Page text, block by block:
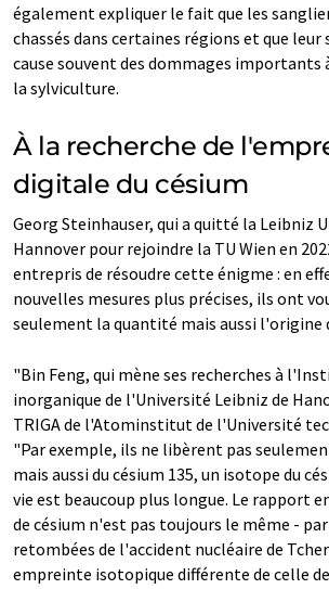
également expliquer le fait que les
chassés dans certaines régions et que
cause souvent des dommages
la sylviculture.
À la recherche de
digitale du césium
Georg Steinhauser, qui a quitté la Leibniz
Hannover pour rejoindre la TU Wien en
entrepris de résoudre cette énigme : en
nouvelles mesures plus précises, ils ont
seulement la quantité mais aussi l'origine
"Bin Feng, qui mène ses recherches à
inorganique de l'Université Leibniz de
TRIGA de l'Atominstitut de l'Université
"Par exemple, ils ne libèrent pas
mais aussi du césium 135, un isotope du
vie est beaucoup plus longue. Le rapport
de césium n'est pas toujours le même -
retombées de l'accident nucléaire de
empreinte isotopique différente de celle